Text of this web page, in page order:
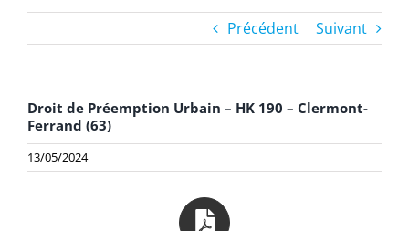
Précédent Suivant
Droit de Préemption Urbain – HK 190 – Clermont-
Ferrand (63)
13/05/2024